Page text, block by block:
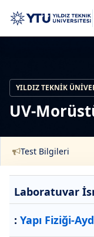
YILDIZ TEKNIK
UV-
Test Bilgileri
Laboratuvar
: Yapı Fiziği-